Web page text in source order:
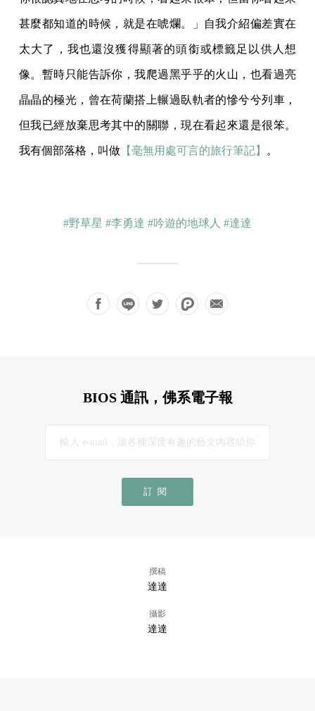
甚麼都知道的時候，就是在唬爛。」自我介紹偏差實在
太大了，我也還沒獲得顯著的頭銜或標籤足以供人想
像。暫時只能告訴你，我爬過黑乎乎的火山，也看過亮
晶晶的極光，曾在荷蘭搭上輾過臥軌者的慘兮兮列車，
但我已經放棄思考其中的關聯，現在看起來還是很笨。
我有個部落格，叫做 【毫無用處可言的旅行筆記】 。
#野草星 #李勇達 #吟遊的地球人 #達達
BIOS 通訊，佛系電子報
訂閱
撰稿
達達
攝影
達達